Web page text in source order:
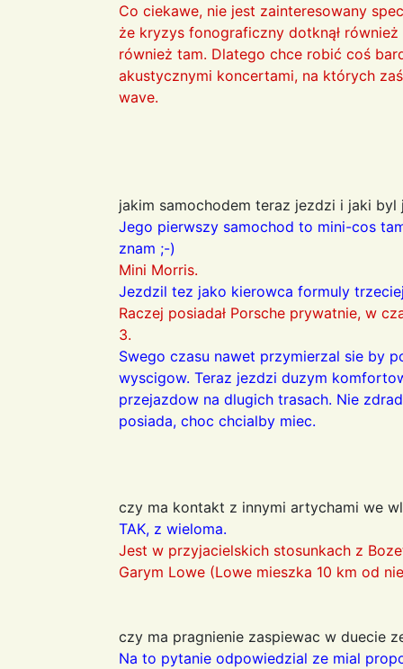
Co ciekawe, nie jest zainteresowany
że kryzys fonograficzny dotknął
również tam. Dlatego chce robić coś
akustycznymi koncertami, na których
wave.
jakim samochodem teraz jezdzi i jaki byl
Jego pierwszy samochod to mini-cos
znam ;-)
Mini Morris.
Jezdzil tez jako kierowca formuly
Raczej posiadał Porsche prywatnie, w
3.
Swego czasu nawet przymierzal sie by
wyscigow. Teraz jezdzi duzym
przejazdow na dlugich trasach. Nie
posiada, choc chcialby miec.
czy ma kontakt z innymi artychami we
TAK, z wieloma.
Jest w przyjacielskich stosunkach z
Garym Lowe (Lowe mieszka 10 km od
czy ma pragnienie zaspiewac w duecie
Na to pytanie odpowiedzial ze mial